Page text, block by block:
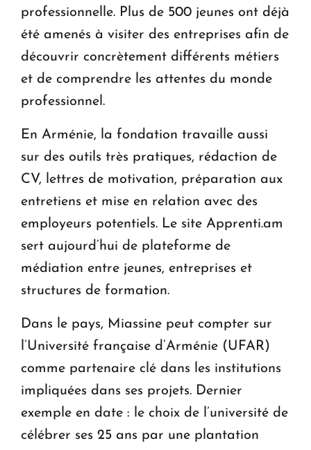
professionnelle. Plus de 500 jeunes ont déjà
été amenés à visiter des entreprises afin de
découvrir concrètement différents métiers
et de comprendre les attentes du monde
professionnel.
En Arménie, la fondation travaille aussi
sur des outils très pratiques, rédaction de
CV, lettres de motivation, préparation aux
entretiens et mise en relation avec des
employeurs potentiels. Le site Apprenti.am
sert aujourd’hui de plateforme de
médiation entre jeunes, entreprises et
structures de formation.
Dans le pays, Miassine peut compter sur
l’Université française d’Arménie (UFAR)
comme partenaire clé dans les institutions
impliquées dans ses projets. Dernier
exemple en date : le choix de l’université de
célébrer ses 25 ans par une plantation